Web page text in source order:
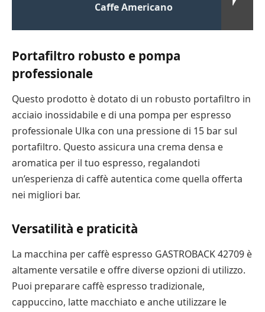
Caffe Americano
Portafiltro robusto e pompa
professionale
Questo prodotto è dotato di un robusto portafiltro in
acciaio inossidabile e di una pompa per espresso
professionale Ulka con una pressione di 15 bar sul
portafiltro. Questo assicura una crema densa e
aromatica per il tuo espresso, regalandoti
un’esperienza di caffè autentica come quella offerta
nei migliori bar.
Versatilità e praticità
La macchina per caffè espresso GASTROBACK 42709 è
altamente versatile e offre diverse opzioni di utilizzo.
Puoi preparare caffè espresso tradizionale,
cappuccino, latte macchiato e anche utilizzare le